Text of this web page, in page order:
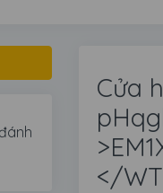
Cửa
</